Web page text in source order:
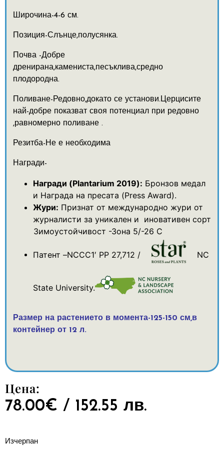
Широчина-4-6 см.
Позиция-Слънце,полусянка.
Почва -Добре
дренирана,камениста,песъклива,средно
плодородна.
Поливане-Редовно,докато се установи.Церцисите
най-добре показват своя потенциал при редовно
,равномерно поливане .
Резитба-Не е необходима
Награди-
Награди (Plantarium 2019): Бронзов медал
и Награда на пресата (Press Award).
Жури: Признат от международно жури от
журналисти за уникален и иновативен сорт
Зимоустойчивост -Зона 5/-26 С
Патент –NCCC1′ PP 27,712 / NC
State University.
Размер на растението в момента-125-150 см,в
контейнер от 12 л.
Цена:
78.00€ / 152.55 лв.
Изчерпан